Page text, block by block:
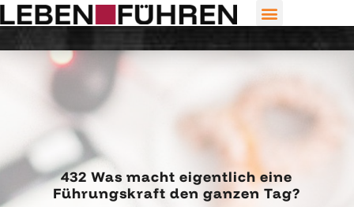
432 Was macht eigentlich eine
Führungskraft den ganzen Tag?